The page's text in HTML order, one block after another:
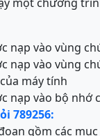
nạp vào vùng
nạp vào vùng
máy tính
nạp vào bộ nhớ
789256:
gồm các